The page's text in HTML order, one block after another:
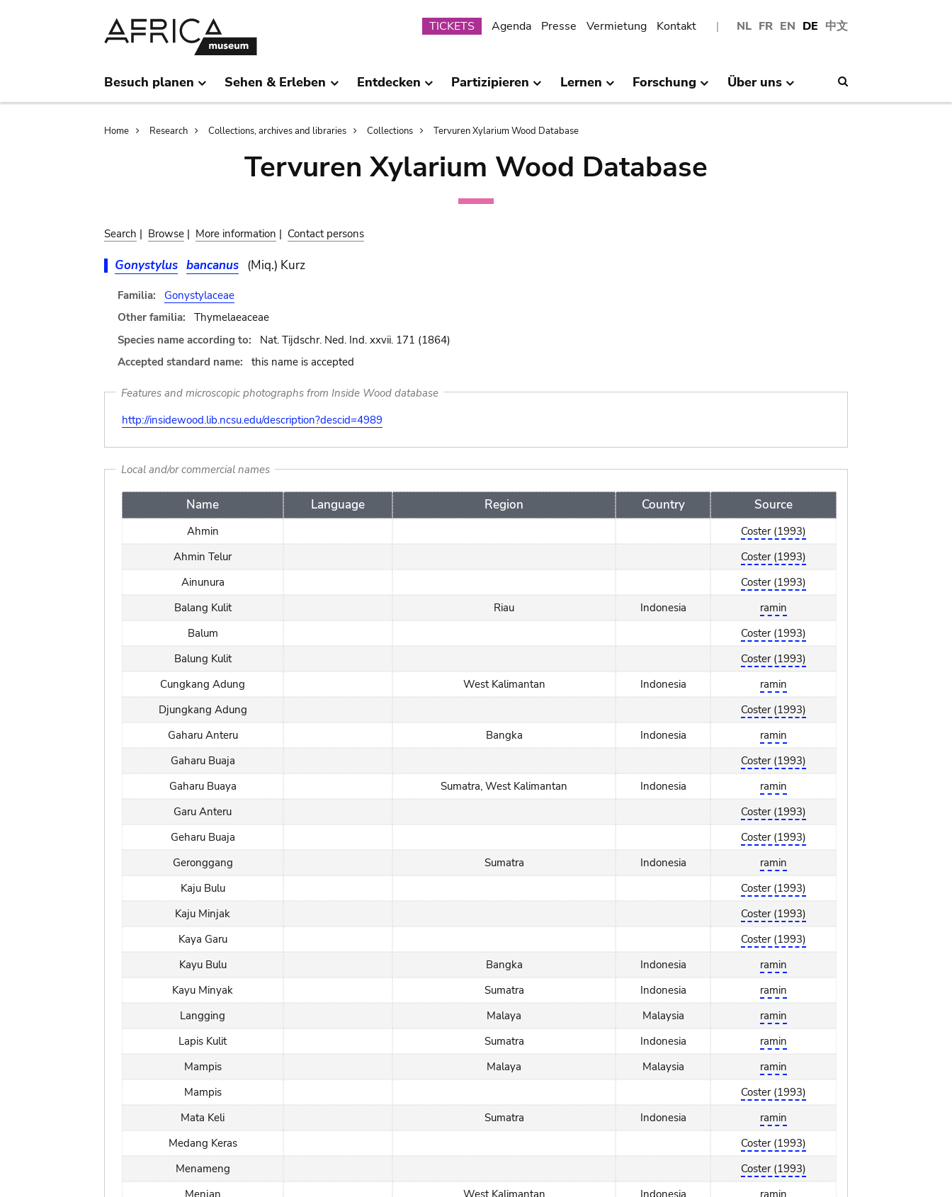
NL FR EN DE 中文
Submenu
TICKETS Agenda Presse Vermietung Kontakt
Besuch planen Sehen & Erleben Entdecken Partizipieren Lernen Forschung Über uns
Breadcrumb
Home Research Collections, archives and libraries Collections Tervuren Xylarium Wood Database
Tervuren Xylarium Wood Database
Search | Browse | More information | Contact persons
Gonystylus bancanus (Miq.) Kurz
Familia:
Gonystylaceae
Other familia:
Thymelaeaceae
Species name according to:
Nat. Tijdschr. Ned. Ind. xxvii. 171 (1864)
Accepted standard name:
this name is accepted
Features and microscopic photographs from Inside Wood database
http://insidewood.lib.ncsu.edu/description?descid=4989
Local and/or commercial names
Name Language Region Country Source
Ahmin
Coster (1993)
Ahmin Telur
Coster (1993)
Ainunura
Coster (1993)
Balang Kulit
Riau Indonesia
ramin
Balum
Coster (1993)
Balung Kulit
Coster (1993)
Cungkang Adung
West Kalimantan Indonesia
ramin
Djungkang Adung
Coster (1993)
Gaharu Anteru
Bangka Indonesia
ramin
Gaharu Buaja
Coster (1993)
Gaharu Buaya
Sumatra, West Kalimantan Indonesia
ramin
Garu Anteru
Coster (1993)
Geharu Buaja
Coster (1993)
Geronggang
Sumatra Indonesia
ramin
Kaju Bulu
Coster (1993)
Kaju Minjak
Coster (1993)
Kaya Garu
Coster (1993)
Kayu Bulu
Bangka Indonesia
ramin
Kayu Minyak
Sumatra Indonesia
ramin
Langging
Malaya Malaysia
ramin
Lapis Kulit
Sumatra Indonesia
ramin
Mampis
Malaya Malaysia
ramin
Mampis
Coster (1993)
Mata Keli
Sumatra Indonesia
ramin
Medang Keras
Coster (1993)
Menameng
Coster (1993)
Menjan
West Kalimantan Indonesia
ramin